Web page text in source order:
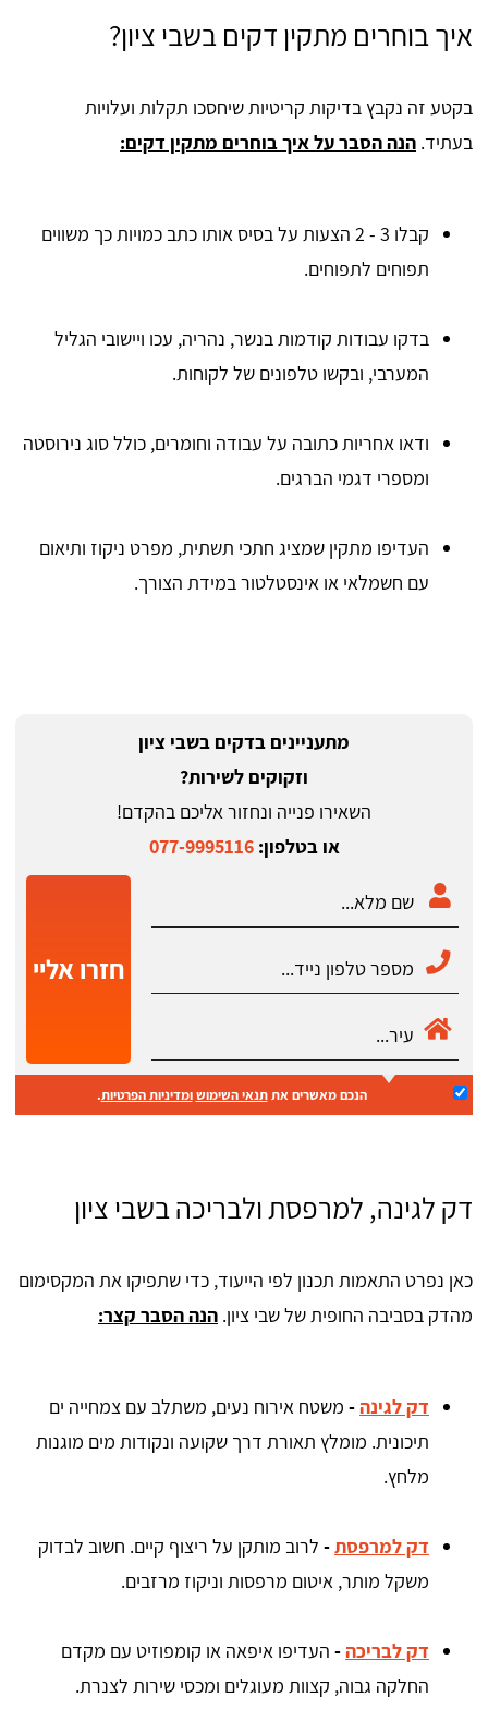
איך בוחרים מתקין דקים בשבי ציון?
בקטע זה נקבץ בדיקות קריטיות שיחסכו תקלות ועלויות
בעתיד. הנה הסבר על איך בוחרים מתקין דקים:
קבלו 3 - 2 הצעות על בסיס אותו כתב כמויות כך משווים
תפוחים לתפוחים.
בדקו עבודות קודמות בנשר, נהריה, עכו ויישובי הגליל
המערבי, ובקשו טלפונים של לקוחות.
ודאו אחריות כתובה על עבודה וחומרים, כולל סוג נירוסטה
ומספרי דגמי הברגים.
העדיפו מתקין שמציג חתכי תשתית, מפרט ניקוז ותיאום
עם חשמלאי או אינסטלטור במידת הצורך.
מתעניינים בדקים בשבי ציון
וזקוקים לשירות?
השאירו פנייה ונחזור אליכם בהקדם!
או בטלפון:077-9995116
חזרו אליי
הנכם מאשרים אתתנאי השימוש ומדיניות הפרטיות.
דק לגינה, למרפסת ולבריכה בשבי ציון
כאן נפרט התאמות תכנון לפי הייעוד, כדי שתפיקו את המקסימום
מהדק בסביבה החופית של שבי ציון. הנה הסבר קצר:
דק לגינה- משטח אירוח נעים, משתלב עם צמחייה ים
תיכונית. מומלץ תאורת דרך שקועה ונקודות מים מוגנות
מלחץ.
דק למרפסת- לרוב מותקן על ריצוף קיים. חשוב לבדוק
משקל מותר, איטום מרפסות וניקוז מרזבים.
דק לבריכה- העדיפו איפאה או קומפוזיט עם מקדם
החלקה גבוה, קצוות מעוגלים ומכסי שירות לצנרת.